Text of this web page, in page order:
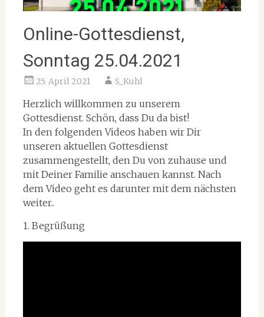
Online-Gottesdienst,
Sonntag 25.04.2021
25. April 2021 S_Kuhl
Herzlich willkommen zu unserem
Gottesdienst. Schön, dass Du da bist!
In den folgenden Videos haben wir Dir
unseren aktuellen Gottesdienst
zusammengestellt, den Du von zuhause und
mit Deiner Familie anschauen kannst. Nach
dem Video geht es darunter mit dem nächsten
weiter..
1. Begrüßung